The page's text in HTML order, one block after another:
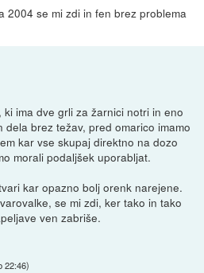
2004 se mi zdi in fen brez problema
ima dve grli za žarnici notri in eno
brez težav, pred omarico imamo
kar vse skupaj direktno na dozo
morali podaljšek uporabljat.
kar opazno bolj orenk narejene.
se mi zdi, ker tako in tako
ven zabriše.
22:46)